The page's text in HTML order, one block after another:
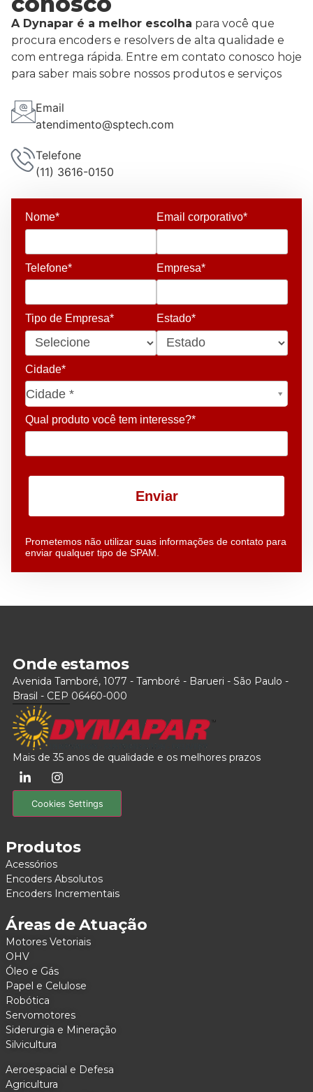
A Dynapar é a melhor escolha para você que
procura encoders e resolvers de alta qualidade e
com entrega rápida. Entre em contato conosco hoje
para saber mais sobre nossos produtos e serviços
Email
atendimento@sptech.com
Telefone
(11) 3616-0150
Nome* Email corporativo*
Telefone* Empresa*
Tipo de Empresa* Estado*
Cidade*
Cidade *
Cidade*
Qual produto você tem interesse?*
Enviar
Prometemos não utilizar suas informações de contato para
enviar qualquer tipo de SPAM.
Onde estamos
Avenida Tamboré, 1077 - Tamboré - Barueri - São Paulo -
Brasil - CEP 06460-000
Mais de 35 anos de qualidade e os melhores prazos
Cookies Settings
Produtos
Acessórios
Encoders Absolutos
Encoders Incrementais
Áreas de Atuação
Motores Vetoriais
OHV
Óleo e Gás
Papel e Celulose
Robótica
Servomotores
Siderurgia e Mineração
Silvicultura
Aeroespacial e Defesa
Agricultura